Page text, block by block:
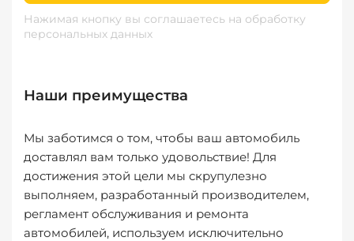
Нажимая кнопку вы соглашаетесь на обработку
персональных данных
Наши преимущества
Мы заботимся о том, чтобы ваш автомобиль
доставлял вам только удовольствие! Для
достижения этой цели мы скрупулезно
выполняем, разработанный производителем,
регламент обслуживания и ремонта
автомобилей, используем исключительно